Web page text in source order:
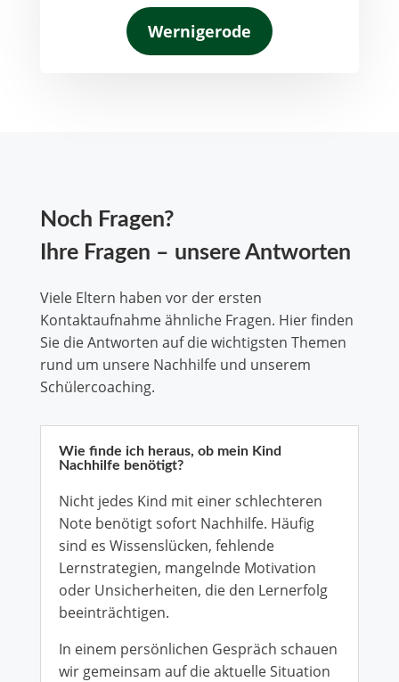
Wernigerode
Noch Fragen?
Ihre Fragen – unsere Antworten
Viele Eltern haben vor der ersten
Kontaktaufnahme ähnliche Fragen. Hier finden
Sie die Antworten auf die wichtigsten Themen
rund um unsere Nachhilfe und unserem
Schülercoaching.
Wie finde ich heraus, ob mein Kind
Nachhilfe benötigt?
Nicht jedes Kind mit einer schlechteren
Note benötigt sofort Nachhilfe. Häufig
sind es Wissenslücken, fehlende
Lernstrategien, mangelnde Motivation
oder Unsicherheiten, die den Lernerfolg
beeinträchtigen.
In einem persönlichen Gespräch schauen
wir gemeinsam auf die aktuelle Situation